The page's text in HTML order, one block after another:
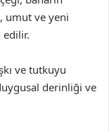
umut ve yeni
edilir.
ve tutkuyu
derinliği ve